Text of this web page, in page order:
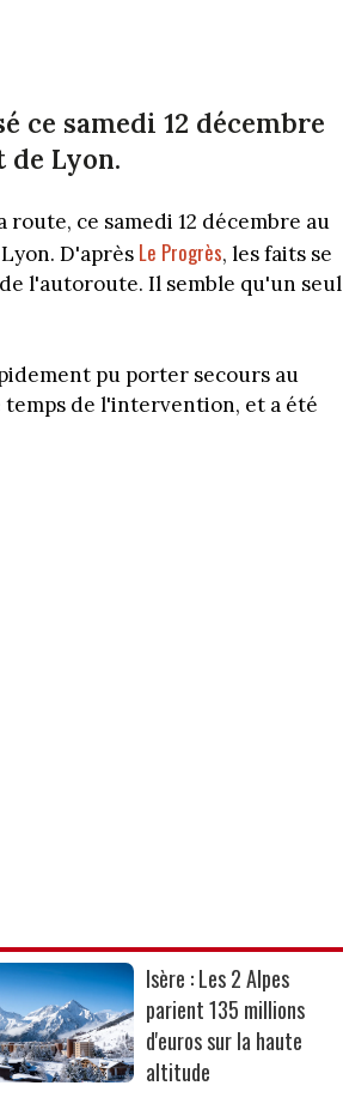
ce samedi 12 décembre
de Lyon.
ce samedi 12 décembre au
D'après Le Progrès, les faits se
l'autoroute. Il semble qu'un seul
pu porter secours au
de l'intervention, et a été
Isère : Les 2 Alpes
parient 135 millions
d'euros sur la haute
altitude